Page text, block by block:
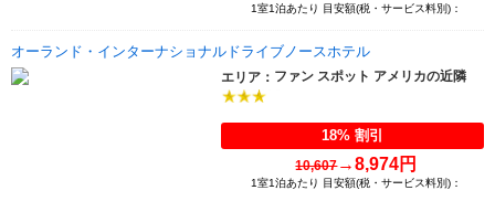
1室1泊あたり 目安額(税・サービス料別)：
オーランド・インターナショナルドライブノースホテル
エリア： ファン スポット アメリカの近隣
18% 割引
10,607→8,974円
1室1泊あたり 目安額(税・サービス料別)：